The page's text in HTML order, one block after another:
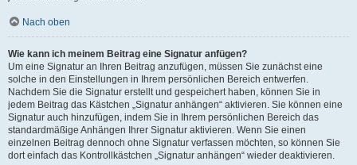
Nach oben
Wie kann ich meinem Beitrag eine Signatur anfügen?
Um eine Signatur an Ihren Beitrag anzufügen, müssen Sie zunächst eine
solche in den Einstellungen in Ihrem persönlichen Bereich entwerfen.
Nachdem Sie die Signatur erstellt und gespeichert haben, können Sie in
jedem Beitrag das Kästchen „Signatur anhängen“ aktivieren. Sie können eine
Signatur auch hinzufügen, indem Sie in Ihrem persönlichen Bereich das
standardmäßige Anhängen Ihrer Signatur aktivieren. Wenn Sie einen
einzelnen Beitrag dennoch ohne Signatur verfassen möchten, so können Sie
dort einfach das Kontrollkästchen „Signatur anhängen“ wieder deaktivieren.